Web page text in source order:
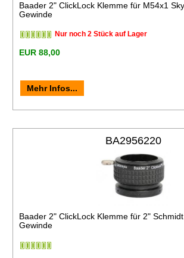
Baader 2" ClickLock Klemme für M54x1
Gewinde
Nur noch 2 Stück auf Lager
EUR 88,00
Mehr Infos...
BA2956220
Baader 2" ClickLock Klemme für 2"
Gewinde